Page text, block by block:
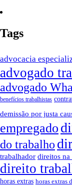
Tags
advocacia
advogado
advogado
benefícios trabalhistas
demissão por justa
empregado
do trabalho
trabalhador direitos na
direito
horas extras horas extras